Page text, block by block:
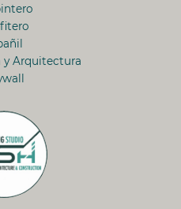
Arquitectura